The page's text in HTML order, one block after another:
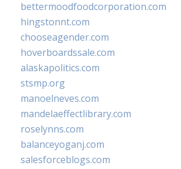
bettermoodfoodcorporation.com
hingstonnt.com
chooseagender.com
hoverboardssale.com
alaskapolitics.com
stsmp.org
manoelneves.com
mandelaeffectlibrary.com
roselynns.com
balanceyoganj.com
salesforceblogs.com